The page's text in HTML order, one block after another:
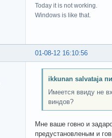
Today it is not working.
Windows is like that.
01-08-12 16:10:56
ikkunan salvataja
Имеется ввиду не
виндов?
Мне ваше говно и
предустановленым и